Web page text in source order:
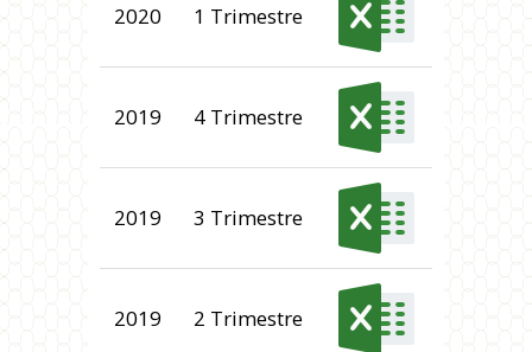
2020 1 Trimestre
2019 4 Trimestre
2019 3 Trimestre
2019 2 Trimestre